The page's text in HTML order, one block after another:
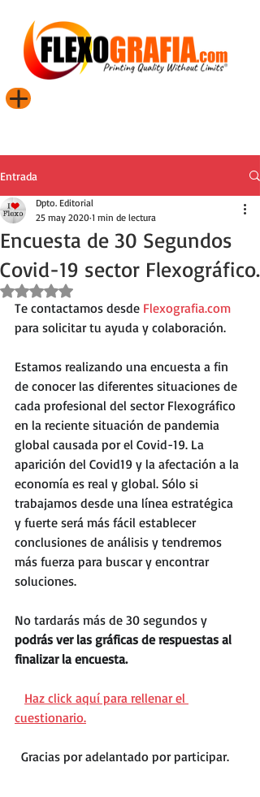
Entrada
Encuesta de 30 Segundos
Covid-19 sector Flexográfico.
Dpto. Editorial
25 may 2020 1 min de lectura
Obtuvo NaN de 5 estrellas.
Te contactamos desde Flexografia.com
para solicitar tu ayuda y colaboración.
Estamos realizando una encuesta a fin
de conocer las diferentes situaciones de
cada profesional del sector Flexográfico
en la reciente situación de pandemia
global causada por el Covid-19. La
aparición del Covid19 y la afectación a la
economía es real y global. Sólo si
trabajamos desde una línea estratégica
y fuerte será más fácil establecer
conclusiones de análisis y tendremos
más fuerza para buscar y encontrar
soluciones.
No tardarás más de 30 segundos y
podrás ver las gráficas de respuestas al
finalizar la encuesta.
Haz click aquí para rellenar el
cuestionario.
  Gracias por adelantado por participar.